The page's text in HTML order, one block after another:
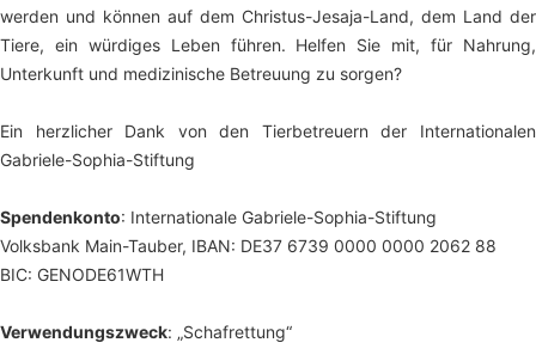
werden und können auf dem Christus-Jesaja-Land, dem Land der
Tiere, ein würdiges Leben führen. Helfen Sie mit, für Nahrung,
Unterkunft und medizinische Betreuung zu sorgen?
Ein herzlicher Dank von den Tierbetreuern der Internationalen
Gabriele-Sophia-Stiftung
Spendenkonto: Internationale Gabriele-Sophia-Stiftung
Volksbank Main-Tauber, IBAN: DE37 6739 0000 0000 2062 88
BIC: GENODE61WTH
Verwendungszweck: „Schafrettung“